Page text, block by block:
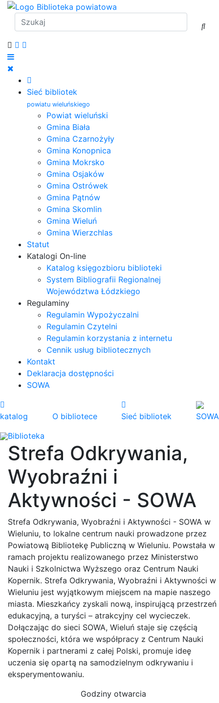
Sieć bibliotek
powiatu wieluńskiego
Powiat wieluński
Gmina Biała
Gmina Czarnożyły
Gmina Konopnica
Gmina Mokrsko
Gmina Osjaków
Gmina Ostrówek
Gmina Pątnów
Gmina Skomlin
Gmina Wieluń
Gmina Wierzchlas
Statut
Katalogi On-line
Katalog księgozbioru biblioteki
System Bibliografii Regionalnej
Województwa Łódzkiego
Regulaminy
Regulamin Wypożyczalni
Regulamin Czytelni
Regulamin korzystania z internetu
Cennik usług bibliotecznych
Kontakt
Deklaracja dostępności
SOWA
katalog O bibliotece Sieć bibliotek
SOWA
Biblioteka
Strefa Odkrywania,
Wyobraźni i
Aktywności - SOWA
Strefa Odkrywania, Wyobraźni i Aktywności - SOWA w
Wieluniu, to lokalne centrum nauki prowadzone przez
Powiatową Bibliotekę Publiczną w Wieluniu. Powstała w
ramach projektu realizowanego przez Ministerstwo
Nauki i Szkolnictwa Wyższego oraz Centrum Nauki
Kopernik. Strefa Odkrywania, Wyobraźni i Aktywności w
Wieluniu jest wyjątkowym miejscem na mapie naszego
miasta. Mieszkańcy zyskali nową, inspirującą przestrzeń
edukacyjną, a turyści – atrakcyjny cel wycieczek.
Dołączając do sieci SOWA, Wieluń staje się częścią
społeczności, która we współpracy z Centrum Nauki
Kopernik i partnerami z całej Polski, promuje ideę
uczenia się opartą na samodzielnym odkrywaniu i
eksperymentowaniu.
Godziny otwarcia